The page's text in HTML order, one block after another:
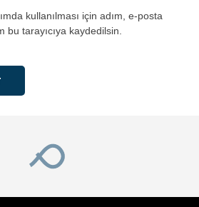
kullanılması için adım, e-posta
tarayıcıya kaydedilsin.